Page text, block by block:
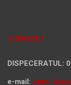
CONTACT
DISPECERATUL:
e-mail: